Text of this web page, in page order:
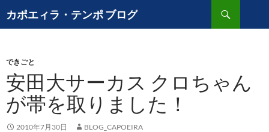
ン
ツ
へ
ス
キ
カポエィラ・テンポ ブログ
索
できごと
安田大サーカス クロちゃん
が帯を取りました！
2010年7月30日 BLOG_CAPOEIRA